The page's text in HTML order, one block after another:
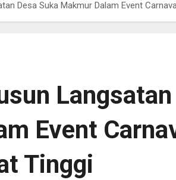
Desa Suka Makmur Dalam Event
Event
Tinggi